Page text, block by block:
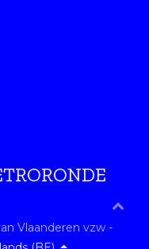
Vlaanderen vzw -